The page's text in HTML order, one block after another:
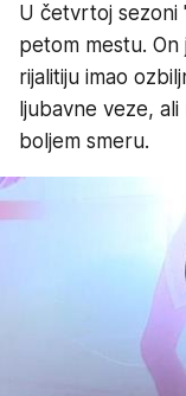
U četvrtoj sezoni
petom mestu.
rijalitiju imao
ljubavne veze,
boljem smeru.